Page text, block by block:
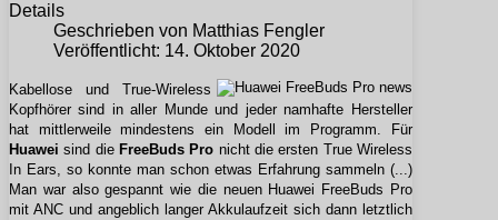
Details
Geschrieben von Matthias Fengler
Veröffentlicht: 14. Oktober 2020
Kabellose und True-Wireless
Kopfhörer sind in aller Munde und jeder namhafte Hersteller
hat mittlerweile mindestens ein Modell im Programm. Für
Huawei sind die FreeBuds Pro nicht die ersten True Wireless
In Ears, so konnte man schon etwas Erfahrung sammeln (...)
Man war also gespannt wie die neuen Huawei FreeBuds Pro
mit ANC und angeblich langer Akkulaufzeit sich dann letztlich